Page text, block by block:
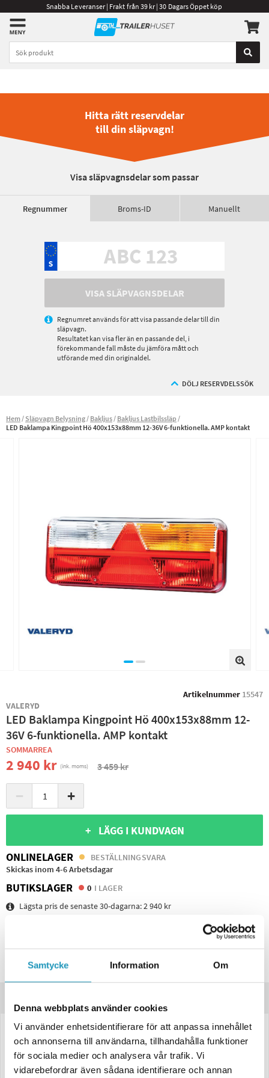
Samtycke Information Om
Denna webbplats använder cookies
Vi använder enhetsidentifierare för att anpassa innehållet
och annonserna till användarna, tillhandahålla funktioner
för sociala medier och analysera vår trafik. Vi
vidarebefordrar även sådana identifierare och annan
Snabba Leveranser | Frakt från 39 kr | 30 Dagars Öppet köp
Hitta rätt reservdelar
till din släpvagn!
Visa släpvagnsdelar som passar
Regnummer Broms-ID Manuellt
VISA SLÄPVAGNSDELAR
Regnumret används för att visa passande delar till din
släpvagn.
Resultatet kan visa fler än en passande del, i
förekommande fall måste du jämföra mått och
utförande med din originaldel.
DÖLJ RESERVDELSSÖK
Hem Släpvagn Belysning Bakljus Bakljus Lastbilssläp
LED Baklampa Kingpoint Hö 400x153x88mm 12-36V 6-funktionella. AMP kontakt
Artikelnummer 15547
VALERYD
LED Baklampa Kingpoint Hö 400x153x88mm 12-
36V 6-funktionella. AMP kontakt
SOMMARREA
2 940 kr (ink. moms) 3 459 kr
− +
+ LÄGG I KUNDVAGN
ONLINELAGER
BESTÄLLNINGSVARA
Skickas inom 4-6 Arbetsdagar
BUTIKSLAGER 0 I LAGER
Lägsta pris de senaste 30-dagarna:2 940 kr
Spara produkt
Frågor om produkten?
LED Baklampa Valeryd Kingpoint Höger – 400×153×88 mm, 12–36V, 6
funktioner, AMP-kontakt
Modern och kraftfull LED-baklampa från Valeryd – Kingpoint-serien för